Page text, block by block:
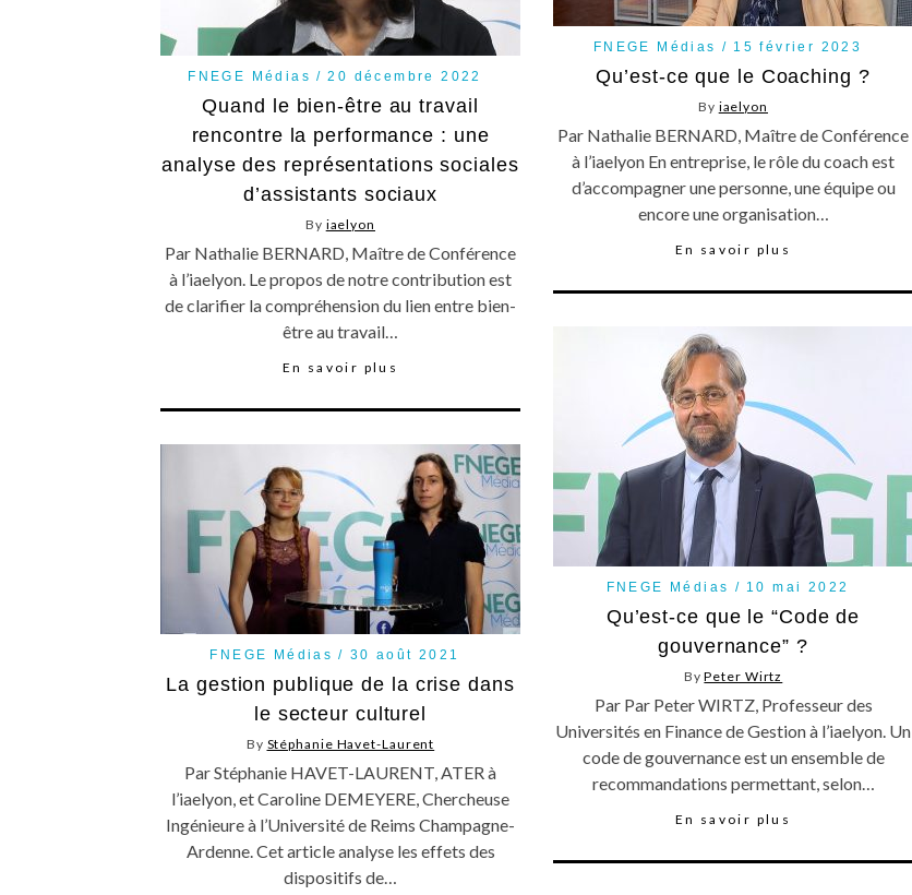
FNEGE Médias 15 février 2023
Qu’est-ce que le Coaching ?
By iaelyon
Par Nathalie BERNARD, Maître de Conférence
à l’iaelyon En entreprise, le rôle du coach est
d’accompagner une personne, une équipe ou
encore une organisation…
En savoir plus
FNEGE Médias 20 décembre 2022
Quand le bien-être au travail
rencontre la performance : une
analyse des représentations sociales
d’assistants sociaux
By iaelyon
Par Nathalie BERNARD, Maître de Conférence
à l’iaelyon. Le propos de notre contribution est
de clarifier la compréhension du lien entre bien-
être au travail…
En savoir plus
FNEGE Médias 10 mai 2022
Qu’est-ce que le “Code de
gouvernance” ?
ByPeter Wirtz
Par Par Peter WIRTZ, Professeur des
Universités en Finance de Gestion à l’iaelyon. Un
code de gouvernance est un ensemble de
recommandations permettant, selon…
En savoir plus
FNEGE Médias 30 août 2021
La gestion publique de la crise dans
le secteur culturel
By Stéphanie Havet-Laurent
Par Stéphanie HAVET-LAURENT, ATER à
l’iaelyon, et Caroline DEMEYERE, Chercheuse
Ingénieure à l’Université de Reims Champagne-
Ardenne. Cet article analyse les effets des
dispositifs de…